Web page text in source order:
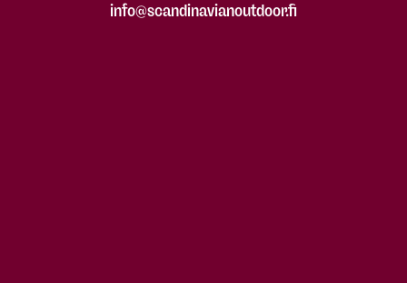
info@scandinavianoutdoor.fi